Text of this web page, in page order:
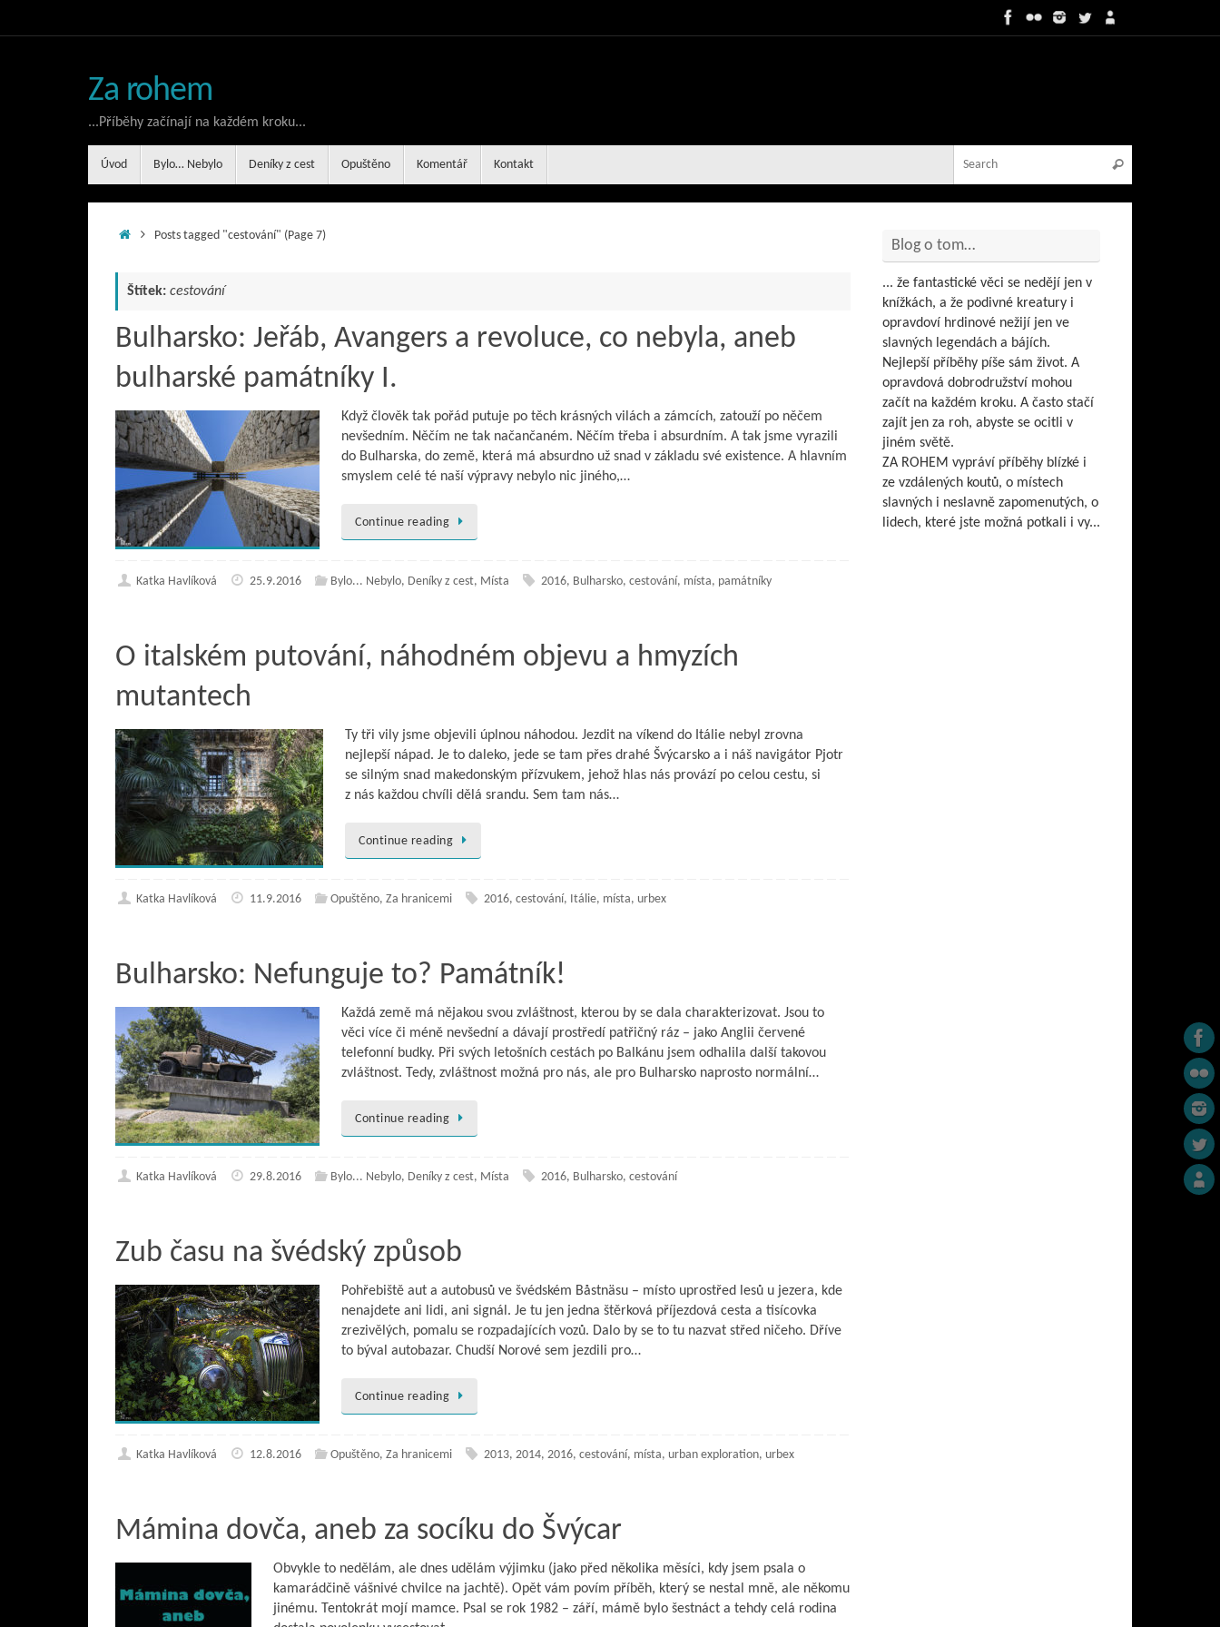
Za rohem
...Příběhy začínají na každém kroku...
Skip
Úvod Bylo… Nebylo Deníky z cest Opuštěno Komentář Kontakt Search
HomePosts tagged "cestování" (Page 7)
Štítek: cestování
Bulharsko: Jeřáb, Avangers a revoluce, co nebyla, aneb
bulharské památníky I.
Když člověk tak pořád putuje po těch krásných vilách a zámcích, zatouží po něčem
nevšedním. Něčím ne tak načančaném. Něčím třeba i absurdním. A tak jsme vyrazili
do Bulharska, do země, která má absurdno už snad v základu své existence. A hlavním
smyslem celé té naší výpravy nebylo nic jiného,…
Continue reading
Katka Havlíková 25.9.2016 Bylo... Nebylo, Deníky z cest, Místa 2016, Bulharsko,cestování, místa, památníky
O italském putování, náhodném objevu a hmyzích
mutantech
Ty tři vily jsme objevili úplnou náhodou. Jezdit na víkend do Itálie nebyl zrovna
nejlepší nápad. Je to daleko, jede se tam přes drahé Švýcarsko a i náš navigátor Pjotr
se silným snad makedonským přízvukem, jehož hlas nás provází po celou cestu, si
z nás každou chvíli dělá srandu. Sem tam nás…
Continue reading
Katka Havlíková 11.9.2016 Opuštěno, Za hranicemi 2016,cestování, Itálie, místa, urbex
Bulharsko: Nefunguje to? Památník!
Každá země má nějakou svou zvláštnost, kterou by se dala charakterizovat. Jsou to
věci více či méně nevšední a dávají prostředí patřičný ráz – jako Anglii červené
telefonní budky. Při svých letošních cestách po Balkánu jsem odhalila další takovou
zvláštnost. Tedy, zvláštnost možná pro nás, ale pro Bulharsko naprosto normální…
Continue reading
Katka Havlíková 29.8.2016 Bylo... Nebylo, Deníky z cest, Místa 2016, Bulharsko,cestování
Zub času na švédský způsob
Pohřebiště aut a autobusů ve švédském Båstnäsu – místo uprostřed lesů u jezera, kde
nenajdete ani lidi, ani signál. Je tu jen jedna štěrková příjezdová cesta a tisícovka
zrezivělých, pomalu se rozpadajících vozů. Dalo by se to tu nazvat střed ničeho. Dříve
to býval autobazar. Chudší Norové sem jezdili pro…
Continue reading
Katka Havlíková 12.8.2016 Opuštěno, Za hranicemi 2013,2014,2016,cestování, místa, urban exploration, urbex
Mámina dovča, aneb za socíku do Švýcar
Obvykle to nedělám, ale dnes udělám výjimku (jako před několika měsíci, kdy jsem psala o
kamarádčině vášnivé chvilce na jachtě). Opět vám povím příběh, který se nestal mně, ale někomu
jinému. Tentokrát mojí mamce. Psal se rok 1982 – září, mámě bylo šestnáct a tehdy celá rodina
Blog o tom…
... že fantastické věci se nedějí jen v
knížkách, a že podivné kreatury i
opravdoví hrdinové nežijí jen ve
slavných legendách a bájích.
Nejlepší příběhy píše sám život. A
opravdová dobrodružství mohou
začít na každém kroku. A často stačí
zajít jen za roh, abyste se ocitli v
jiném světě.
ZA ROHEM vypráví příběhy blízké i
ze vzdálených koutů, o místech
slavných i neslavně zapomenutých, o
lidech, které jste možná potkali i vy...